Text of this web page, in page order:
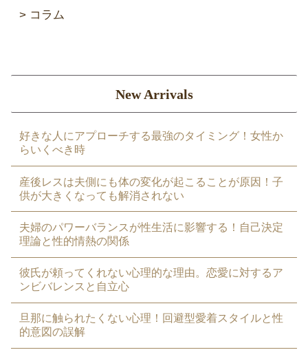
コラム
New Arrivals
好きな人にアプローチする最強のタイミング！女性か
らいくべき時
産後レスは夫側にも体の変化が起こることが原因！子
供が大きくなっても解消されない
夫婦のパワーバランスが性生活に影響する！自己決定
理論と性的情熱の関係
彼氏が頼ってくれない心理的な理由。恋愛に対するア
ンビバレンスと自立心
旦那に触られたくない心理！回避型愛着スタイルと性
的意図の誤解